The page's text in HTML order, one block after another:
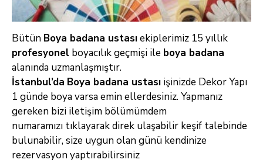
Bütün Boya badana ustasıekiplerimiz 15 yıllık
profesyonel boyacılık geçmişi ile boya badana
alanında uzmanlaşmıştır.
İstanbul’da Boya badana ustası işinizde Dekor Yapı
1 günde boya varsa emin ellerdesiniz. Yapmanız
gereken bizi iletişim bölümümdem
numaramızı tıklayarak direk ulaşabilir keşif talebinde
bulunabilir, size uygun olan günü kendinize
rezervasyon yaptırabilirsiniz